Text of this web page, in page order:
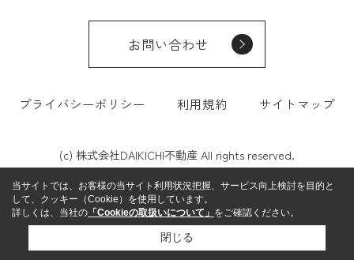
お問い合わせ
プライバシーポリシー 利用規約 サイトマップ
(c) 株式会社DAIKICHI不動産 All rights reserved.
当サイトでは、お客様の当サイト利用状況把握、サービス向上検討を目的と
して、クッキー（Cookie）を使用しています。
詳しくは、当社の 「Cookieの取扱いについて」 をご確認ください。
閉じる